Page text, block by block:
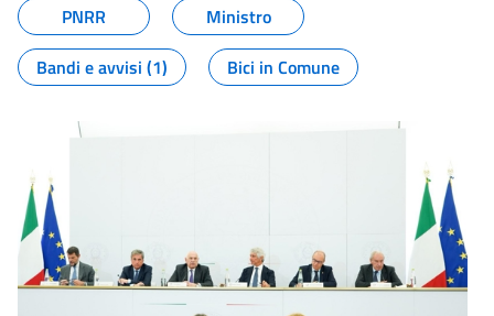
PNRR
Ministro
Bandi e avvisi (1)
Bici in Comune